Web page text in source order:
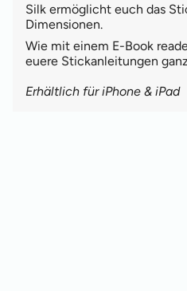
Silk ermöglicht euch das
Dimensionen.
Wie mit einem E-Book
euere Stickanleitungen
Erhältlich für iPhone & iPad